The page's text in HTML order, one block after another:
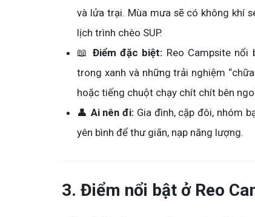
và lửa trại. Mùa mưa sẽ có không khí
lịch trình chèo SUP.
📖 Điểm đặc biệt: Reo Campsite
trong xanh và những trải nghiệm
hoặc tiếng chuột chạy chít chít bên
👤 Ai nên đi: Gia đình, cặp đôi, nhóm
yên bình để thư giãn, nạp năng lượng.
3. Điểm nổi bật ở Reo